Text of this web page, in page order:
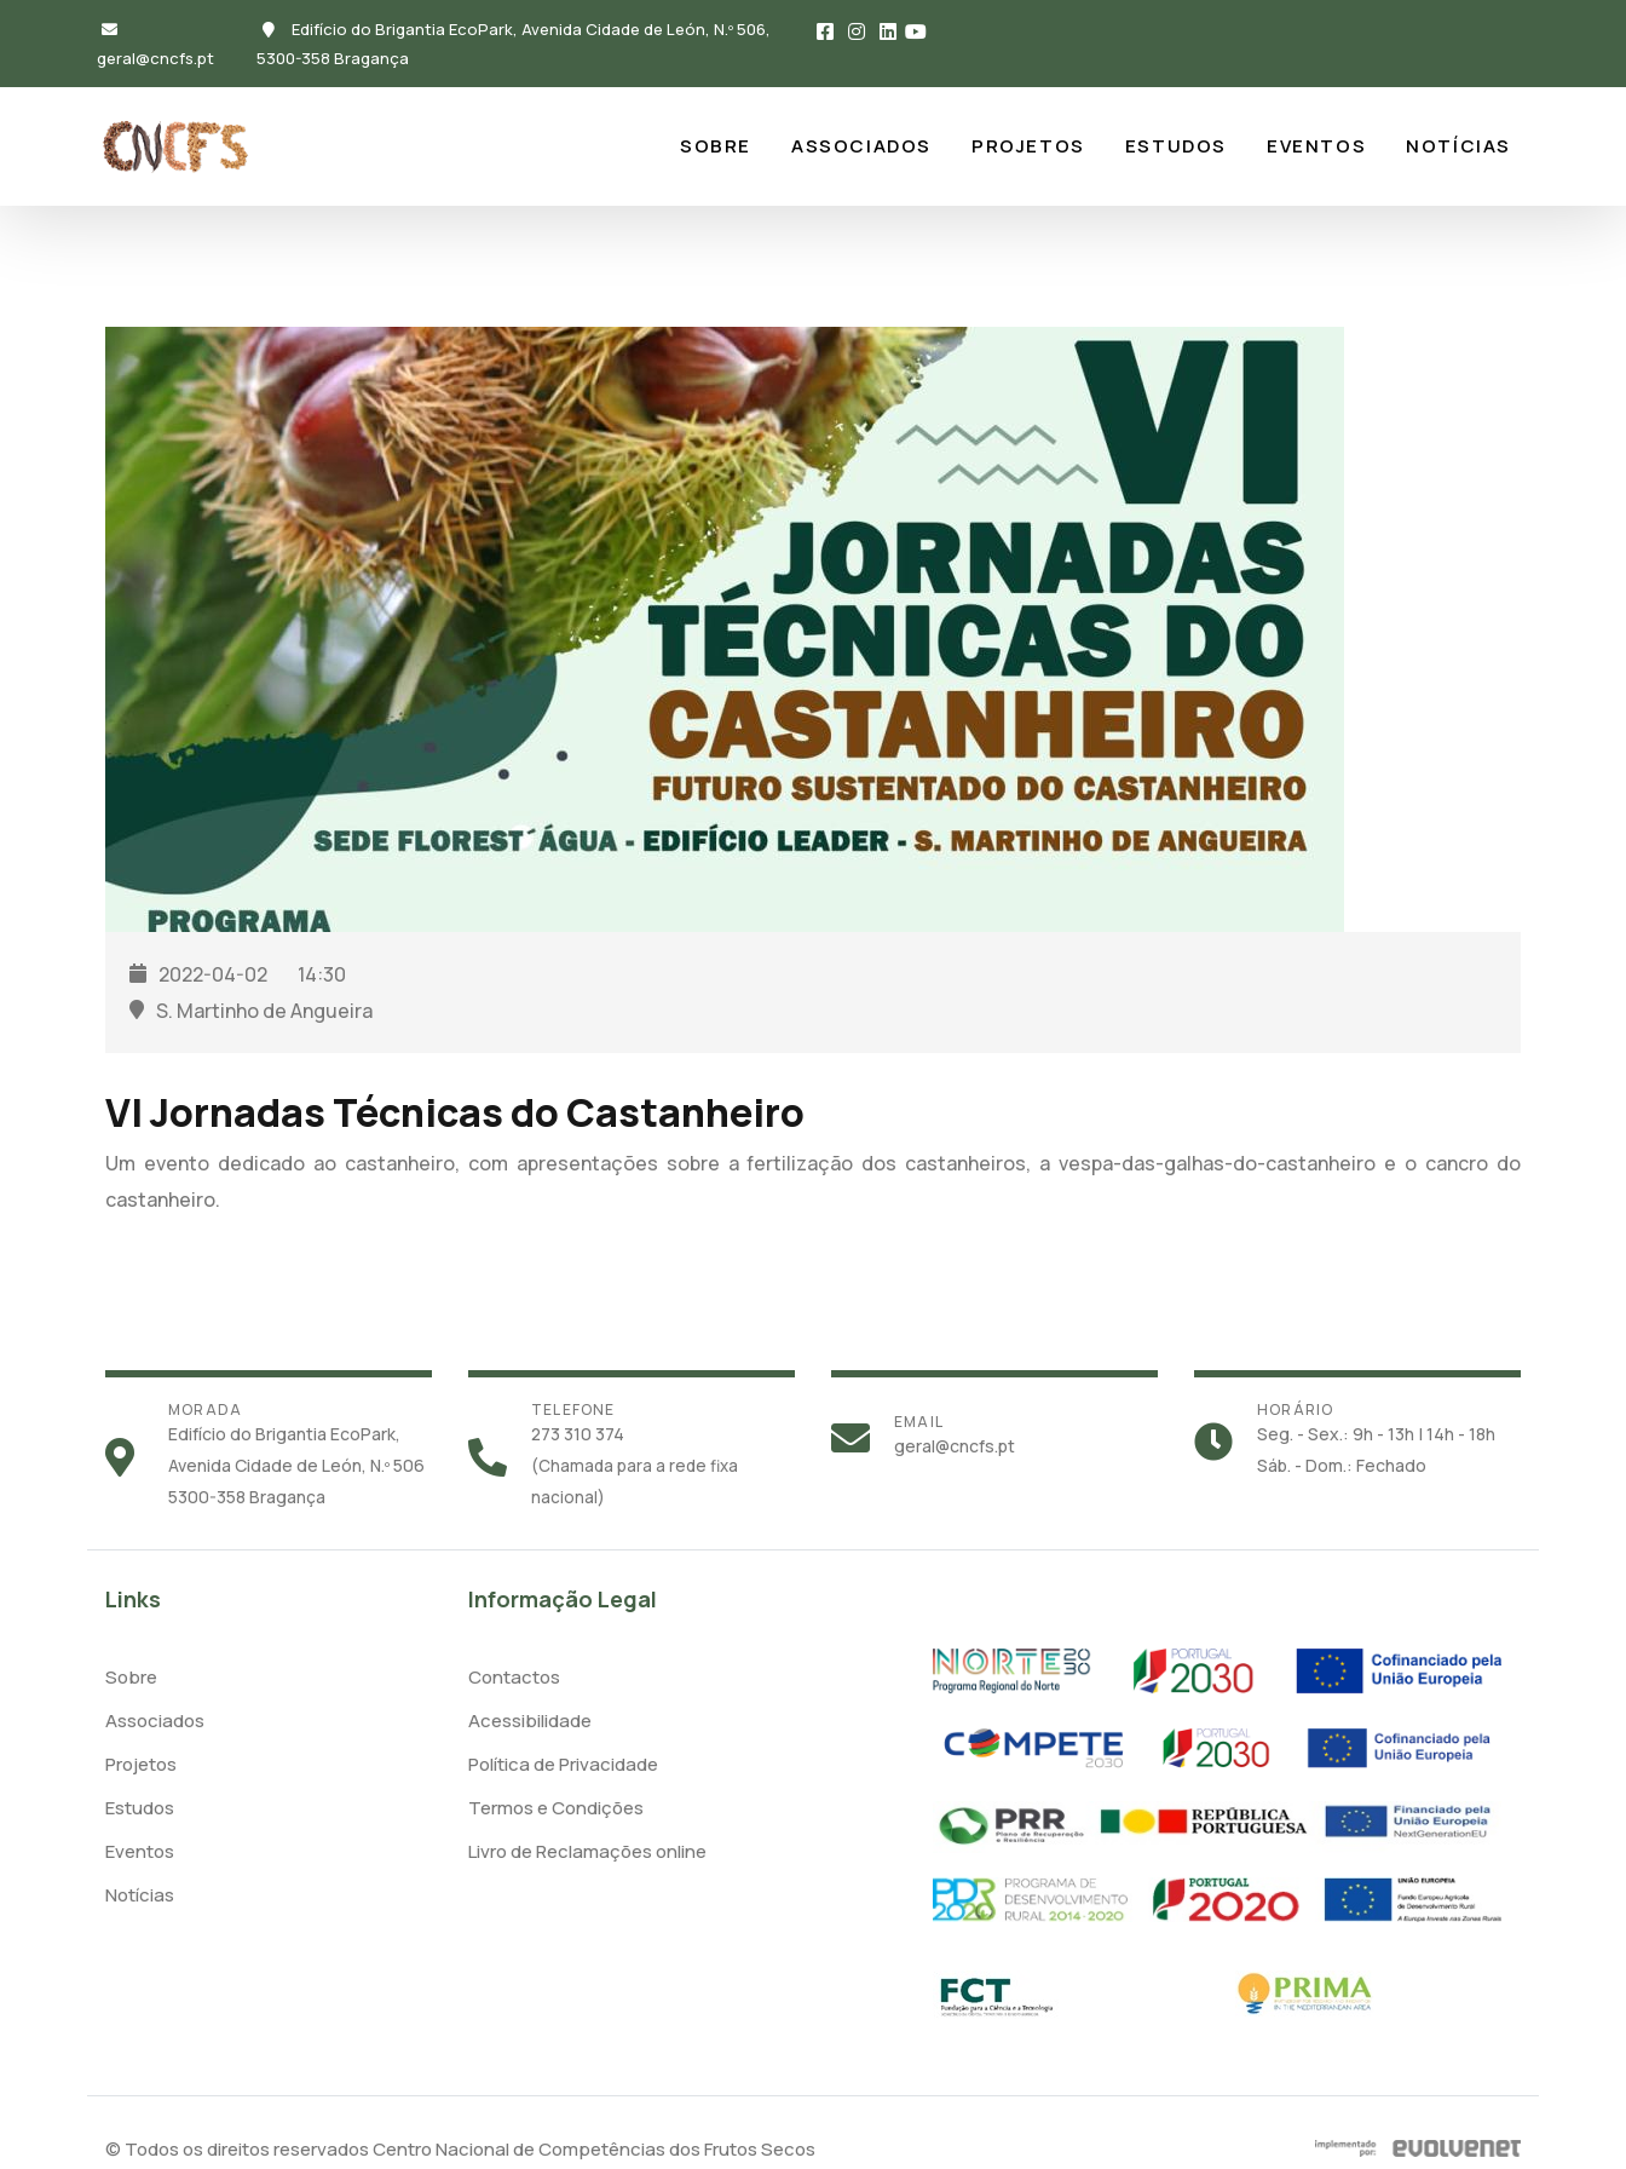
Passar para o conteúdo principal
geral@cncfs.pt
Edifício do Brigantia EcoPark, Avenida Cidade de León, N.º 506,
5300-358 Bragança
SOBRE ASSOCIADOS PROJETOS ESTUDOS EVENTOS NOTÍCIAS
2022-04-02
14:30
S. Martinho de Angueira
VI Jornadas Técnicas do Castanheiro
Um evento dedicado ao castanheiro, com apresentações sobre a fertilização dos castanheiros, a vespa-das-galhas-do-castanheiro e o cancro do
castanheiro.
MORADA
Edifício do Brigantia EcoPark,
Avenida Cidade de León, N.º 506
5300-358 Bragança
TELEFONE
273 310 374
(Chamada para a rede fixa
nacional)
EMAIL
geral@cncfs.pt
HORÁRIO
Seg. - Sex.: 9h - 13h | 14h - 18h
Sáb. - Dom.: Fechado
Links
Sobre
Associados
Projetos
Estudos
Eventos
Notícias
Informação Legal
Contactos
Acessibilidade
Política de Privacidade
Termos e Condições
Livro de Reclamações online
© Todos os direitos reservados Centro Nacional de Competências dos Frutos Secos